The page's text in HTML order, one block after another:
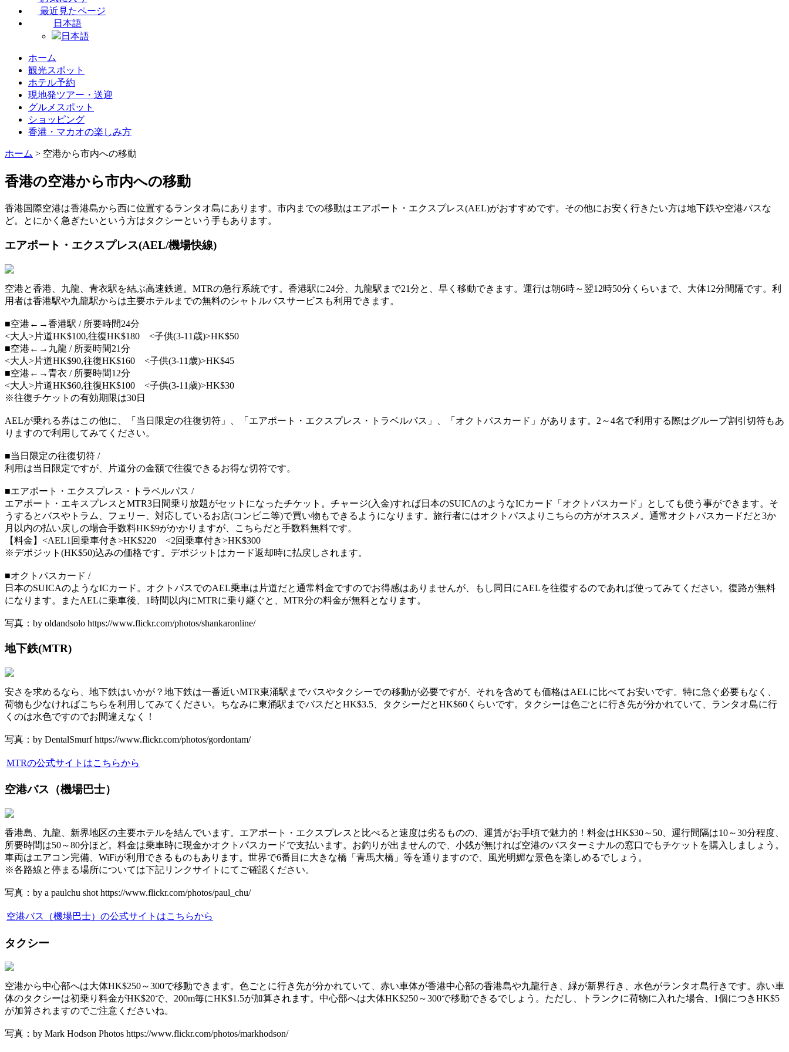
最近見たページ
日本語
日本語
ホーム
観光スポット
ホテル予約
現地発ツアー・送迎
グルメスポット
ショッピング
香港・マカオの楽しみ方
ホーム > 空港から市内への移動
香港の空港から市内への移動
香港国際空港は香港島から西に位置するランタオ島にあります。市内までの移動はエアポート・エクスプレス(AEL)がおすすめです。その他にお安く行きたい方は地下鉄や空港バスな
ど。とにかく急ぎたいという方はタクシーという手もあります。
エアポート・エクスプレス(AEL/機場快線)
空港と香港、九龍、青衣駅を結ぶ高速鉄道。MTRの急行系統です。香港駅に24分、九龍駅まで21分と、早く移動できます。運行は朝6時～翌12時50分くらいまで、大体12分間隔です。利
用者は香港駅や九龍駅からは主要ホテルまでの無料のシャトルバスサービスも利用できます。
■空港←→香港駅 / 所要時間24分
<大人>片道HK$100,往復HK$180 <子供(3-11歳)>HK$50
■空港←→九龍 / 所要時間21分
<大人>片道HK$90,往復HK$160 <子供(3-11歳)>HK$45
■空港←→青衣 / 所要時間12分
<大人>片道HK$60,往復HK$100 <子供(3-11歳)>HK$30
※往復チケットの有効期限は30日
AELが乗れる券はこの他に、「当日限定の往復切符」、「エアポート・エクスプレス・トラベルパス」、「オクトパスカード」があります。2～4名で利用する際はグループ割引切符もあ
りますので利用してみてください。
■当日限定の往復切符 /
利用は当日限定ですが、片道分の金額で往復できるお得な切符です。
■エアポート・エクスプレス・トラベルパス /
エアポート・エキスプレスとMTR3日間乗り放題がセットになったチケット。チャージ(入金)すれば日本のSUICAのようなICカード「オクトパスカード」としても使う事ができます。そ
うするとバスやトラム、フェリー、対応しているお店(コンビニ等)で買い物もできるようになります。旅行者にはオクトパスよりこちらの方がオススメ。通常オクトパスカードだと3か
月以内の払い戻しの場合手数料HK$9がかかりますが、こちらだと手数料無料です。
【料金】<AEL1回乗車付き>HK$220 <2回乗車付き>HK$300
※デポジット(HK$50)込みの価格です。デポジットはカード返却時に払戻しされます。
■オクトパスカード /
日本のSUICAのようなICカード。オクトパスでのAEL乗車は片道だと通常料金ですのでお得感はありませんが、もし同日にAELを往復するのであれば使ってみてください。復路が無料
になります。またAELに乗車後、1時間以内にMTRに乗り継ぐと、MTR分の料金が無料となります。
写真：by oldandsolo https://www.flickr.com/photos/shankaronline/
地下鉄(MTR)
安さを求めるなら、地下鉄はいかが？地下鉄は一番近いMTR東涌駅までバスやタクシーでの移動が必要ですが、それを含めても価格はAELに比べてお安いです。特に急ぐ必要もなく、
荷物も少なければこちらを利用してみてください。ちなみに東涌駅までバスだとHK$3.5、タクシーだとHK$60くらいです。タクシーは色ごとに行き先が分かれていて、ランタオ島に行
くのは水色ですのでお間違えなく！
写真：by DentalSmurf https://www.flickr.com/photos/gordontam/
MTRの公式サイトはこちらから
空港バス（機場巴士）
香港島、九龍、新界地区の主要ホテルを結んでいます。エアポート・エクスプレスと比べると速度は劣るものの、運賃がお手頃で魅力的！料金はHK$30～50、運行間隔は10～30分程度、
所要時間は50～80分ほど。料金は乗車時に現金かオクトパスカードで支払います。お釣りが出ませんので、小銭が無ければ空港のバスターミナルの窓口でもチケットを購入しましょう。
車両はエアコン完備、WiFiが利用できるものもあります。世界で6番目に大きな橋「青馬大橋」等を通りますので、風光明媚な景色を楽しめるでしょう。
※各路線と停まる場所については下記リンクサイトにてご確認ください。
写真：by a paulchu shot https://www.flickr.com/photos/paul_chu/
空港バス（機場巴士）の公式サイトはこちらから
タクシー
空港から中心部へは大体HK$250～300で移動できます。色ごとに行き先が分かれていて、赤い車体が香港中心部の香港島や九龍行き、緑が新界行き、水色がランタオ島行きです。赤い車
体のタクシーは初乗り料金がHK$20で、200m毎にHK$1.5が加算されます。中心部へは大体HK$250～300で移動できるでしょう。ただし、トランクに荷物に入れた場合、1個につきHK$5
が加算されますのでご注意くださいね。
写真：by Mark Hodson Photos https://www.flickr.com/photos/markhodson/